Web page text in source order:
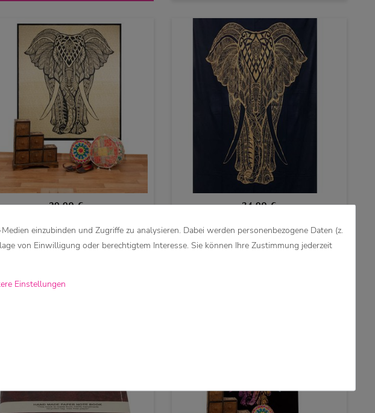
29,90 €
Kunst und Magie Tagesdecke
Deko Tuch Elefant UV
34,90 €
Kunst und Magie Tagesdecke
Wandbehang Deko Tuch Goldener
einzubinden und Zugriffe zu analysieren. Dabei werden personenbezogene Daten (z.
von Einwilligung oder berechtigtem Interesse. Sie können Ihre Zustimmung jederzeit
Einstellungen